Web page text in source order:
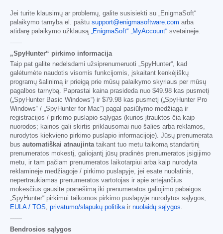
Jei turite klausimų ar problemų, galite susisiekti su „EnigmaSoft“
palaikymo tarnyba el. paštu support@enigmasoftware.com arba
atidarę palaikymo užklausą „EnigmaSoft“ „MyAccount“ svetainėje.
------
„SpyHunter“ pirkimo informacija
Taip pat galite nedelsdami užsiprenumeruoti „SpyHunter“, kad
galėtumėte naudotis visomis funkcijomis, įskaitant kenkėjiškų
programų šalinimą ir prieigą prie mūsų palaikymo skyriaus per mūsų
pagalbos tarnybą. Paprastai kaina prasideda nuo $49.98 kas pusmetį
(„SpyHunter Basic Windows“) ir $79.98 kas pusmetį („SpyHunter Pro
Windows“ / „SpyHunter for Mac“) pagal pasiūlymo medžiagą ir
registracijos / pirkimo puslapio sąlygas (kurios įtrauktos čia kaip
nuorodos; kainos gali skirtis priklausomai nuo šalies arba reklamos,
nurodytos kiekvieno pirkimo puslapio informacijoje). Jūsų prenumerata
bus automatiškai atnaujintataikant tuo metu taikomą standartinį
prenumeratos mokestį, galiojantį jūsų pradinės prenumeratos įsigijimo
metu, ir tam pačiam prenumeratos laikotarpiui arba kaip nurodyta
reklaminėje medžiagoje / pirkimo puslapyje, jei esate nuolatinis,
nepertraukiamas prenumeratos vartotojas ir apie artėjančius
mokesčius gausite pranešimą iki prenumeratos galiojimo pabaigos.
„SpyHunter“ pirkimui taikomos pirkimo puslapyje nurodytos sąlygos,
EULA / TOS, privatumo/slapukų politikair nuolaidų sąlygos.
------
Bendrosios sąlygos